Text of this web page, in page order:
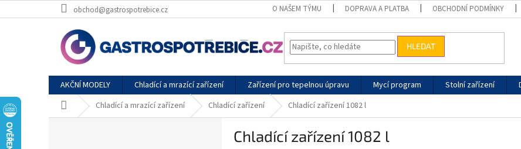
na
obchod@gastrospotrebice.cz O NAŠEM TÝMU DOPRAVA A PLATBA OBCHODNÍ PODMÍNKY
HLEDAT
AKČNÍ MODELY Chladící a mrazící zařízení Zařízení pro tepelnou úpravu Mycí program Stolní zařízení
Domů Chladící a mrazící zařízení Chladící zařízení Chladící zařízení 1082 l
Chladící zařízení 1082 l